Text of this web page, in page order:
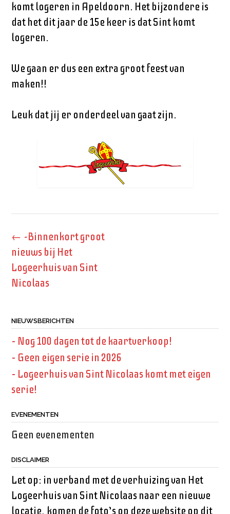
komt logeren in Apeldoorn. Het bijzondere is
dat het dit jaar de 15e keer is dat Sint komt
logeren.
We gaan er dus een extra groot feest van
maken!!
Leuk dat jij er onderdeel van gaat zijn.
Bericht
navigatie
← -Binnenkort groot
nieuws bij Het
Logeerhuis van Sint
Nicolaas
NIEUWSBERICHTEN
– Nog 100 dagen tot de kaartverkoop!
– Geen eigen serie in 2026
– Logeerhuis van Sint Nicolaas komt met eigen
serie!
EVENEMENTEN
Geen evenementen
DISCLAIMER
Let op: in verband met de verhuizing van Het
Logeerhuis van Sint Nicolaas naar een nieuwe
locatie, komen de foto’s op deze website op dit